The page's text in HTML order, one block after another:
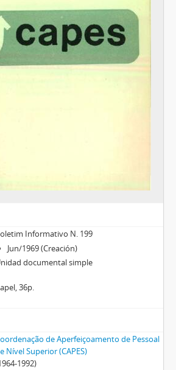
Informativo N. 199
Jun/1969 (Creación)
documental simple
36p.
de Aperfeiçoamento de Pessoal
Nível Superior (CAPES)
1992)